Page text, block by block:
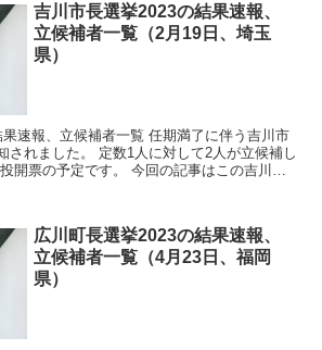
吉川市長選挙2023の結果速報、
立候補者一覧（2月19日、埼玉
県）
速報、立候補者一覧 任期満了に伴う吉川市
されました。 定数1人に対して2人が立候補し
開票の予定です。 今回の記事はこの吉川市
広川町長選挙2023の結果速報、
立候補者一覧（4月23日、福岡
県）